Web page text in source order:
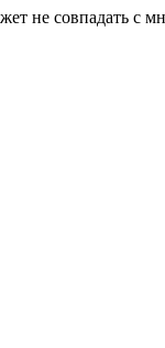
не совпадать с